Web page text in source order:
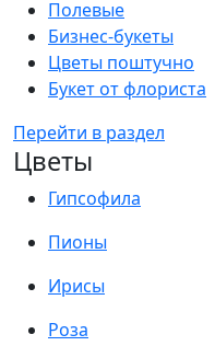
Полевые
Бизнес-букеты
Цветы поштучно
Букет от флориста
Перейти в раздел
Цветы
Гипсофила
Пионы
Ирисы
Роза